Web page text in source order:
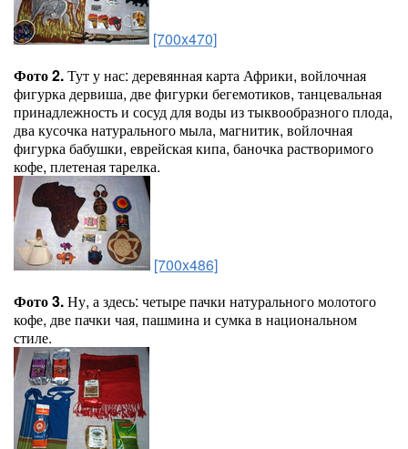
[700x470]
Фото 2.Тут у нас: деревянная карта Африки, войлочная
фигурка дервиша, две фигурки бегемотиков, танцевальная
принадлежность и сосуд для воды из тыквообразного плода,
два кусочка натурального мыла, магнитик, войлочная
фигурка бабушки, еврейская кипа, баночка растворимого
кофе, плетеная тарелка.
[700x486]
Фото 3.Ну, а здесь: четыре пачки натурального молотого
кофе, две пачки чая, пашмина и сумка в национальном
стиле.